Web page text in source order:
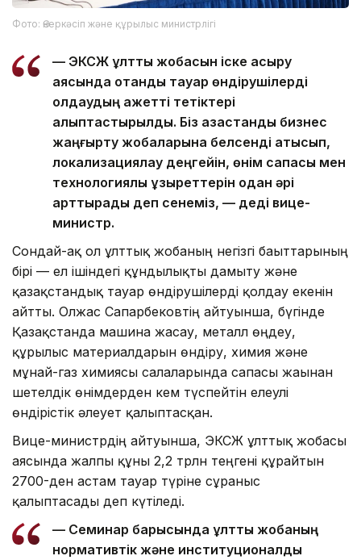
Фото: Өнеркәсіп және құрылыс министрлігі
— ЭКСЖ ұлттық жобасын іске асыру
аясында отандық тауар өндірушілерді
қолдаудың қажетті тетіктері
қалыптастырылды. Біз қазақстандық бизнес
жаңғырту жобаларына белсенді қатысып,
локализациялау деңгейін, өнім сапасы мен
технологиялық құзыреттерін одан әрі
арттырады деп сенеміз, — деді вице-
министр.
Сондай-ақ ол ұлттық жобаның негізгі бағыттарының
бірі — ел ішіндегі құндылықты дамыту және
қазақстандық тауар өндірушілерді қолдау екенін
айтты. Олжас Сапарбековтің айтуынша, бүгінде
Қазақстанда машина жасау, металл өңдеу,
құрылыс материалдарын өндіру, химия және
мұнай-газ химиясы салаларында сапасы жағынан
шетелдік өнімдерден кем түспейтін елеулі
өндірістік әлеует қалыптасқан.
Вице-министрдің айтуынша, ЭКСЖ ұлттық жобасы
аясында жалпы құны 2,2 трлн теңгені құрайтын
2700-ден астам тауар түріне сұраныс
қалыптасады деп күтіледі.
— Семинар барысында ұлттық жобаның
нормативтік және институционалдық